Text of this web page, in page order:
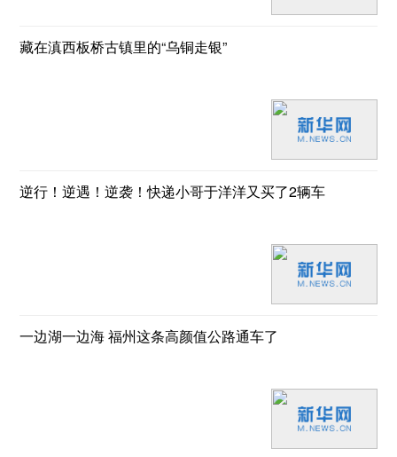
藏在滇西板桥古镇里的“乌铜走银”
逆行！逆遇！逆袭！快递小哥于洋洋又买了2辆车
一边湖一边海 福州这条高颜值公路通车了